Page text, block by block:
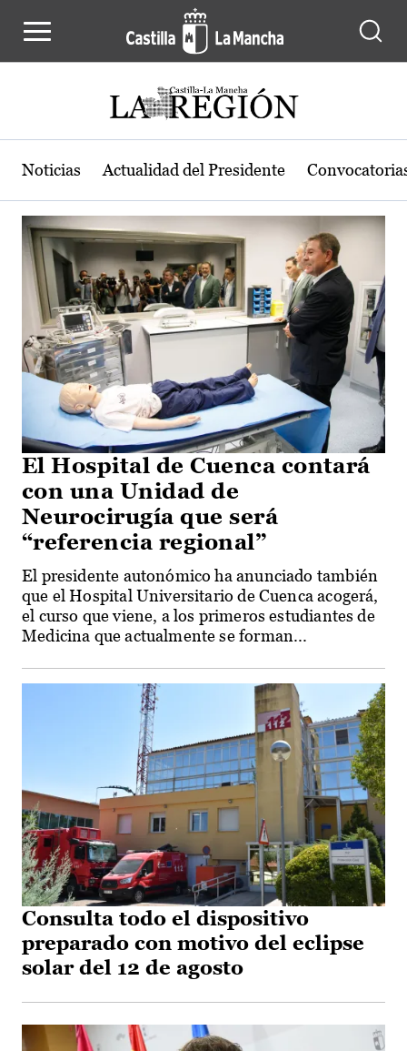
Actualidad de la región de Castilla-
Noticias Actualidad del Presidente
El Hospital de Cuenca contará
con una Unidad de
Neurocirugía que será
“referencia regional”
El presidente autonómico ha anunciado también
que el Hospital Universitario de Cuenca acogerá,
el curso que viene, a los primeros estudiantes de
Medicina que actualmente se forman...
Consulta todo el dispositivo
preparado con motivo del eclipse
solar del 12 de agosto